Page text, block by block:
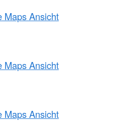
Maps Ansicht
Maps Ansicht
Maps Ansicht